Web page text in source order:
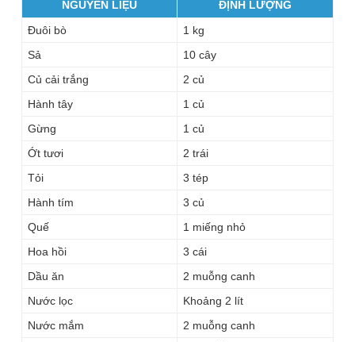
NGUYÊN LIỆU
ĐỊNH LƯỢNG
Đuôi bò
1 kg
Sả
10 cây
Củ cải trắng
2 củ
Hành tây
1 củ
Gừng
1 củ
Ớt tươi
2 trái
Tỏi
3 tép
Hành tím
3 củ
Quế
1 miếng nhỏ
Hoa hồi
3 cái
Dầu ăn
2 muỗng canh
Nước lọc
Khoảng 2 lít
Nước mắm
2 muỗng canh